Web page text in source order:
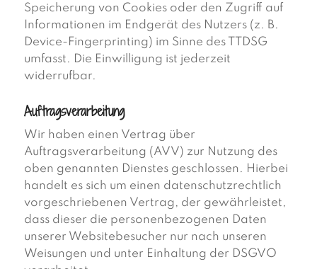
Speicherung von Cookies oder den Zugriff auf
Informationen im Endgerät des Nutzers (z. B.
Device-Fingerprinting) im Sinne des TTDSG
umfasst. Die Einwilligung ist jederzeit
widerrufbar.
Auftragsverarbeitung
Wir haben einen Vertrag über
Auftragsverarbeitung (AVV) zur Nutzung des
oben genannten Dienstes geschlossen. Hierbei
handelt es sich um einen datenschutzrechtlich
vorgeschriebenen Vertrag, der gewährleistet,
dass dieser die personenbezogenen Daten
unserer Websitebesucher nur nach unseren
Weisungen und unter Einhaltung der DSGVO